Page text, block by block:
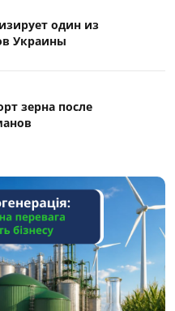
один из
Украины
зерна после